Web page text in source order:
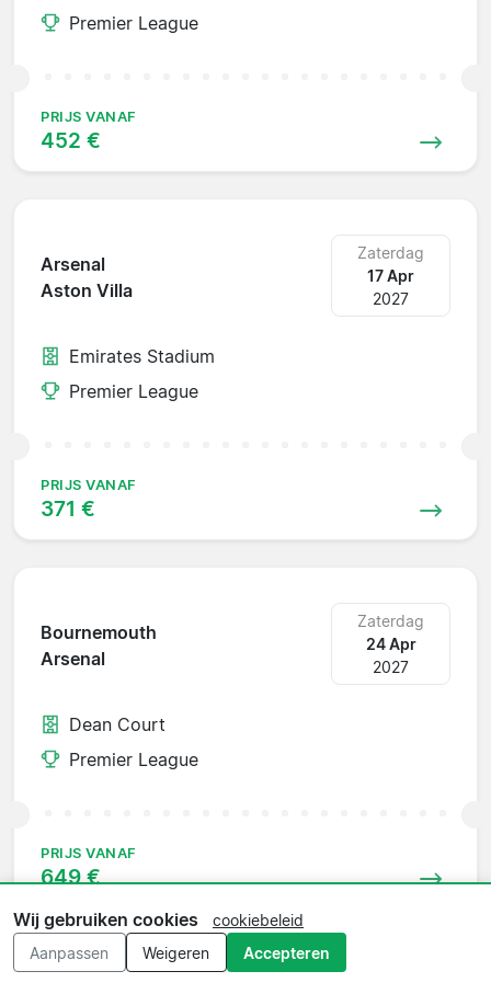
Premier League
PRIJS VANAF
452 €
Arsenal
Aston Villa
Zaterdag
17 Apr
2027
Emirates Stadium
Premier League
PRIJS VANAF
371 €
Bournemouth
Arsenal
Zaterdag
24 Apr
2027
Dean Court
Premier League
PRIJS VANAF
649 €
Wij gebruiken cookies
cookiebeleid
Aanpassen
Weigeren Accepteren